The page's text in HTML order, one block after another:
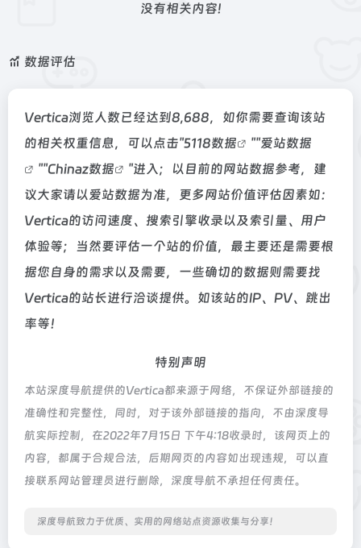
没有相关内容!
数据评估
Vertica浏览人数已经达到8,688，如你需要查询该站
的相关权重信息，可以点击"5118数据 ""爱站数据
""Chinaz数据
"进入；以目前的网站数据参考，建
议大家请以爱站数据为准，更多网站价值评估因素如：
Vertica的访问速度、搜索引擎收录以及索引量、用户
体验等；当然要评估一个站的价值，最主要还是需要根
据您自身的需求以及需要，一些确切的数据则需要找
Vertica的站长进行洽谈提供。如该站的IP、PV、跳出
率等！
特别声明
本站深度导航提供的Vertica都来源于网络，不保证外部链接的
准确性和完整性，同时，对于该外部链接的指向，不由深度导
航实际控制，在2022年7月15日 下午4:18收录时，该网页上的
内容，都属于合规合法，后期网页的内容如出现违规，可以直
接联系网站管理员进行删除，深度导航不承担任何责任。
深度导航致力于优质、实用的网络站点资源收集与分享！